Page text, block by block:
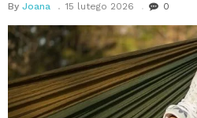
By Joana 15 lutego 2026 0